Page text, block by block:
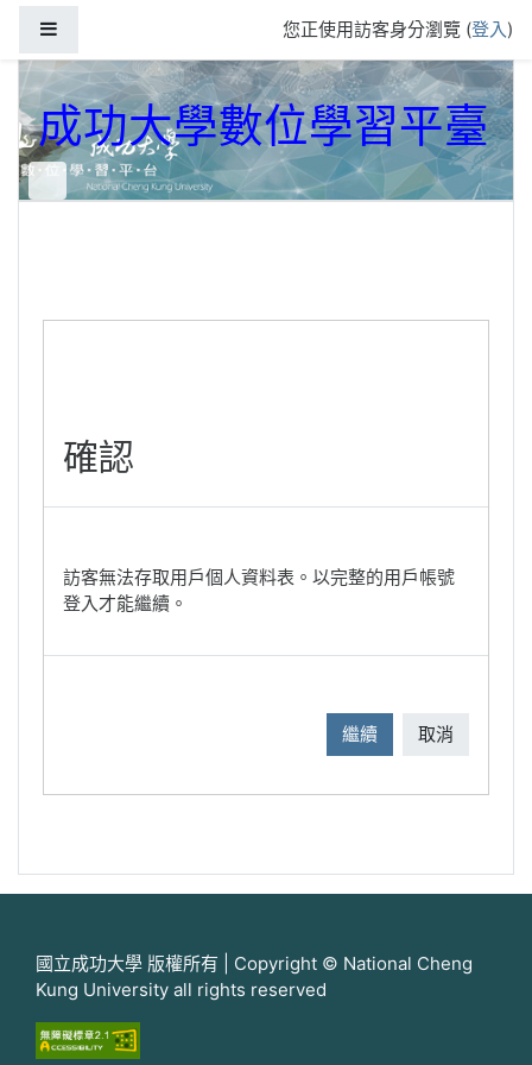
您正使用訪客身分瀏覽 (登入)
成功大學數位學習平臺
確認
訪客無法存取用戶個人資料表。以完整的用戶帳號
登入才能繼續。
繼續 取消
國立成功大學 版權所有 | Copyright © National Cheng
Kung University all rights reserved